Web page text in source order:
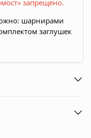
запрещено.
шарнирами
заглушек